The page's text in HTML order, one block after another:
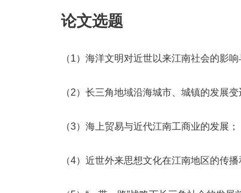
论文选题
（1）海洋文明对近世以来江南社会的影响
（2）长三角地域沿海城市、城镇的发展变
（3）海上贸易与近代江南工商业的发展；
（4）近世外来思想文化在江南地区的传播